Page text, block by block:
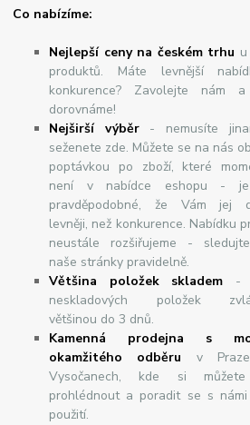
Co nabízíme:
Nejlepší ceny na českém trhu
produktů. Máte levnější
konkurence? Zavolejte nám
dorovnáme!
Nejširšívýběr- nemusíte
seženete zde. Můžete se na nás
poptávkou po zboží, které
není v nabídce eshopu -
pravděpodobné, že Vám jej
levněji, než konkurence. Nabídku
neustále rozšiřujeme -
naše stránky pravidelně.
Většina položek skladem -
neskladových položek
většinou do 3 dnů.
Kamenná prodejna s
okamžitého odběru v
Vysočanech, kde si
prohlédnout a poradit se s
použití.